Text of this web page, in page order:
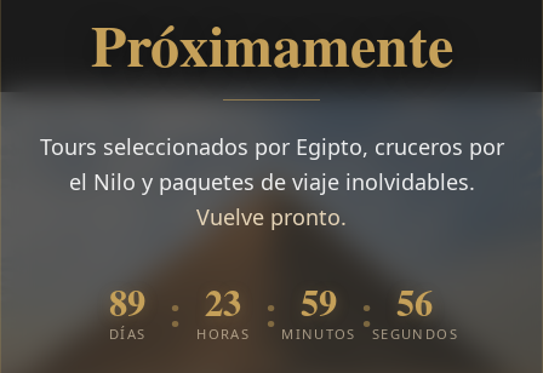
Próximamente
Tours seleccionados por Egipto, cruceros por
el Nilo y paquetes de viaje inolvidables.
Vuelve pronto.
89
DÍAS : 23
HORAS : 59
MINUTOS : 55
SEGUNDOS